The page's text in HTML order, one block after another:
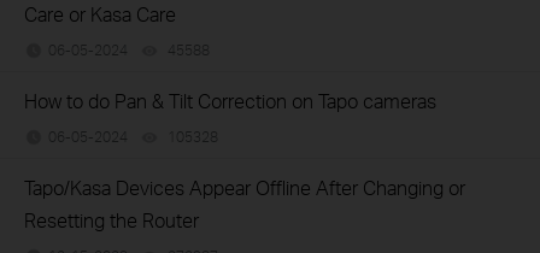
Care or Kasa Care
06-05-2024 45588
How to do Pan & Tilt Correction on Tapo cameras
06-05-2024 105328
Tapo/Kasa Devices Appear Offline After Changing or
Resetting the Router